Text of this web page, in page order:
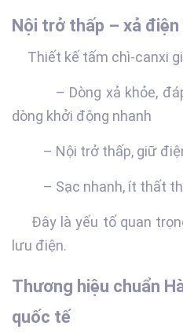
Nội trở thấp – xả điện
Thiết kế tấm chì-canxi
– Dòng xả khỏe, đáp
dòng khởi động nhanh
– Nội trở thấp, giữ
– Sạc nhanh, ít thất
Đây là yếu tố quan
lưu điện.
Thương hiệu chuẩn
quốc tế